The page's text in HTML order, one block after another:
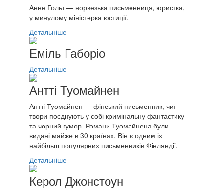
Анне Гольт — норвезька письменниця, юристка,
у минулому міністерка юстиції.
Детальніше
Еміль Габоріо
Детальніше
Антті Туомайнен
Антті Туомайнен — фінський письменник, чиї
твори поєднують у собі кримінальну фантастику
та чорний гумор. Романи Туомайнена були
видані майже в 30 країнах. Він є одним із
найбільш популярних письменників Фінляндії.
Детальніше
Керол Джонстоун